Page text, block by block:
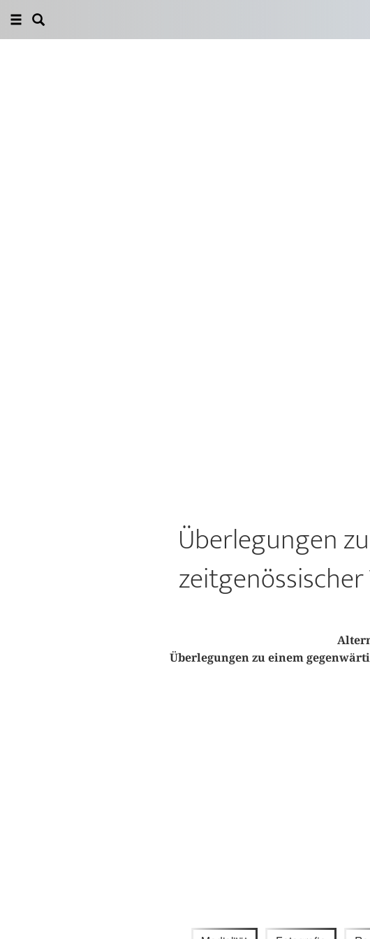
Überlegungen
zeitgenössischer
Überlegungen zu einem